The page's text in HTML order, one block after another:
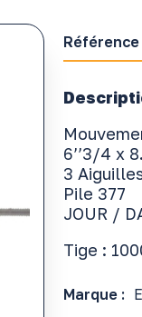
6’’3/4 x
3
Pile 377
JOUR /
Tige :
Marque :